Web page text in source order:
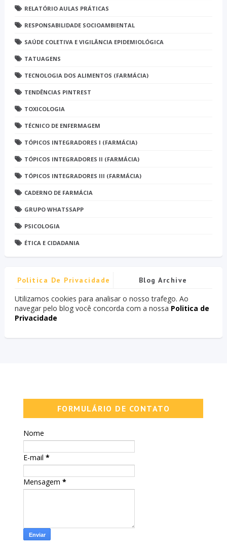
RELATÓRIO AULAS PRÁTICAS
RESPONSABILIDADE SOCIOAMBIENTAL
SAÚDE COLETIVA E VIGILÂNCIA EPIDEMIOLÓGICA
TATUAGENS
TECNOLOGIA DOS ALIMENTOS (FARMÁCIA)
TENDÊNCIAS PINTREST
TOXICOLOGIA
TÉCNICO DE ENFERMAGEM
TÓPICOS INTEGRADORES I (FARMÁCIA)
TÓPICOS INTEGRADORES II (FARMÁCIA)
TÓPICOS INTEGRADORES III (FARMÁCIA)
CADERNO DE FARMÁCIA
GRUPO WHATSSAPP
PSICOLOGIA
ÉTICA E CIDADANIA
Politica De Privacidade Blog Archive
Utilizamos cookies para analisar o nosso trafego. Ao
navegar pelo blog você concorda com a nossa Politica de
Privacidade
FORMULÁRIO DE CONTATO
Nome
E-mail*
Mensagem*